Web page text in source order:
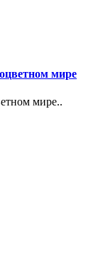
мире
мире..